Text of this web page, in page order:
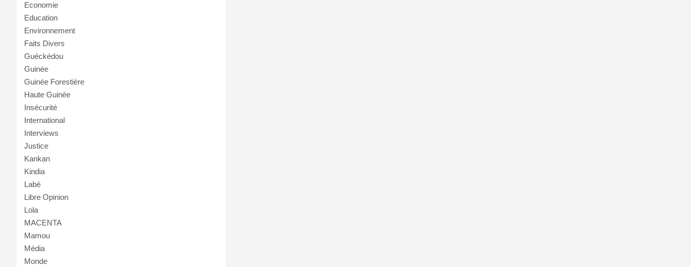
Economie
Education
Environnement
Faits Divers
Guéckédou
Guinée
Guinée Forestière
Haute Guinée
Insécurité
International
Interviews
Justice
Kankan
Kindia
Labé
Libre Opinion
Lola
MACENTA
Mamou
Média
Monde